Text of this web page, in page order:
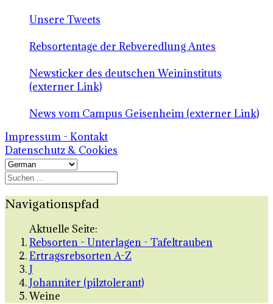
Unsere Tweets
Rebsortentage der Rebveredlung Antes
Newsticker des deutschen Weininstituts
(externer Link)
News vom Campus Geisenheim (externer Link)
Impressum - Kontakt
Datenschutz & Cookies
Navigationspfad
Aktuelle Seite:
Rebsorten - Unterlagen - Tafeltrauben
Ertragsrebsorten A-Z
J
Johanniter (pilztolerant)
Weine